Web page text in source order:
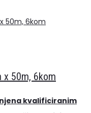
x 50m, 6kom
kvalificiranim